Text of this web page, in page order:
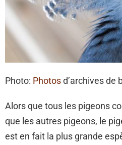
Photo: Photosd’archives de
Alors que tous les pigeons
que les autres pigeons, le
est en fait la plus grande